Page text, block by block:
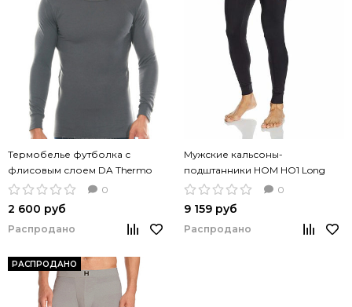
Термобелье футболка с
флисовым слоем DA Thermo
Comfort серый цвет0
2 600 руб
Распродано
Мужские кальсоны-
подштанники HOM HO1 Long
Johns Black хлопок модал
0
9 159 руб
Распродано
РАСПРОДАНО